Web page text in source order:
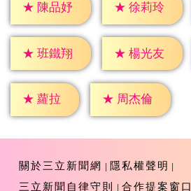
★ 陳品妤 ★ 徐莉玲
★ 班鐵翔 ★ 楊光友
★ 蘿拉 ★ 周杰倫
關於三立新聞網
隱私權聲明
三立新聞自律守則
合作提案窗口